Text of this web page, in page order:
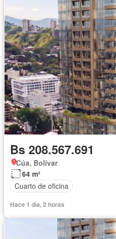
Bs 208.567.691
Cúa, Bolívar
64 m²
Cuarto de oficina
Hace 1 día, 2 horas